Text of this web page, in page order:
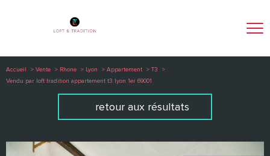
Accueil Vente Rhone Lyon Appartement
T3
Vendu par loft tradition appartement t3 lyon 1er 69001
retour aux résultats